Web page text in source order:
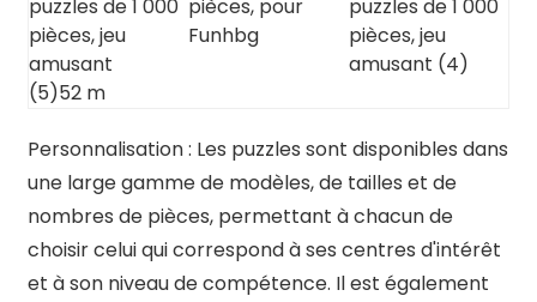
Personnalisation : Les puzzles sont disponibles dans
une large gamme de modèles, de tailles et de
nombres de pièces, permettant à chacun de
choisir celui qui correspond à ses centres d'intérêt
et à son niveau de compétence. Il est également